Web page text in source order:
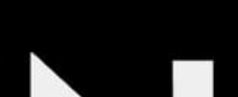
CONTACTO